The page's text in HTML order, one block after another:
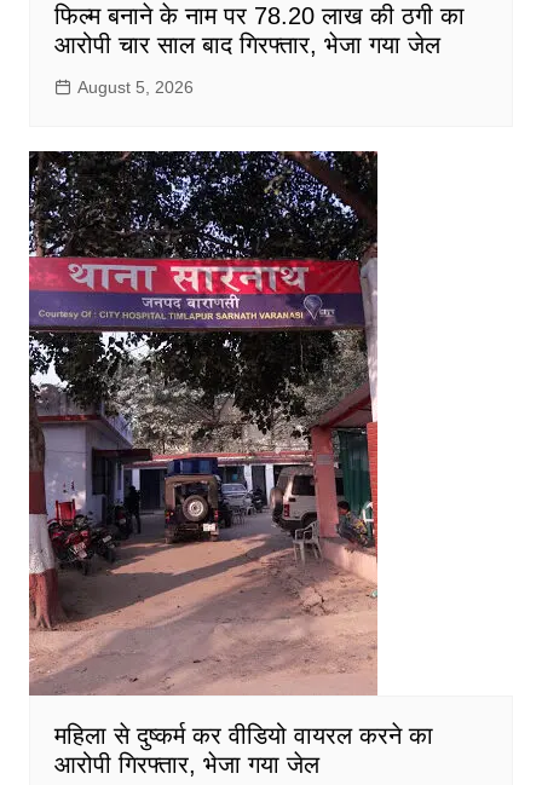
फिल्म बनाने के नाम पर 78.20 लाख की ठगी का
आरोपी चार साल बाद गिरफ्तार, भेजा गया जेल
August 5, 2026
महिला से दुष्कर्म कर वीडियो वायरल करने का
आरोपी गिरफ्तार, भेजा गया जेल